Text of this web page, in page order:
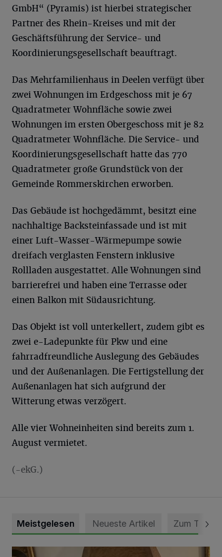
GmbH“ (Pyramis) ist hierbei strategischer
Partner des Rhein-Kreises und mit der
Geschäftsführung der Service- und
Koordinierungsgesellschaft beauftragt.
Das Mehrfamilienhaus in Deelen verfügt über
zwei Wohnungen im Erdgeschoss mit je 67
Quadratmeter Wohnfläche sowie zwei
Wohnungen im ersten Obergeschoss mit je 82
Quadratmeter Wohnfläche. Die Service- und
Koordinierungsgesellschaft hatte das 770
Quadratmeter große Grundstück von der
Gemeinde Rommerskirchen erworben.
Das Gebäude ist hochgedämmt, besitzt eine
nachhaltige Backsteinfassade und ist mit
einer Luft-Wasser-Wärmepumpe sowie
dreifach verglasten Fenstern inklusive
Rollladen ausgestattet. Alle Wohnungen sind
barrierefrei und haben eine Terrasse oder
einen Balkon mit Südausrichtung.
Das Objekt ist voll unterkellert, zudem gibt es
zwei e-Ladepunkte für Pkw und eine
fahrradfreundliche Auslegung des Gebäudes
und der Außenanlagen. Die Fertigstellung der
Außenanlagen hat sich aufgrund der
Witterung etwas verzögert.
Alle vier Wohneinheiten sind bereits zum 1.
August vermietet.
(-ekG.)
Meistgelesen Neueste Artikel Zum Thema
„Loss dir nix jefalle“ in 7 Tage 1 Song